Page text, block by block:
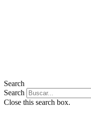
Search
Search
Close this search box.